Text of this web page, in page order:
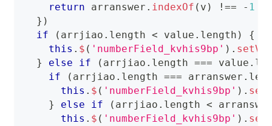
return arranswer . indexOf ( v ) !== - 1
} )
if
( arrjiao . length < value . length )
{
this . $ ( 'numberField_kvhis9bp' ) .
}
else if ( arrjiao . length === value .
if
( arrjiao . length === arranswer .
this . $ ( 'numberField_kvhis9bp' ) .
}
else if ( arrjiao . length <
this . $ ( 'numberField_kvhis9bp' ) .